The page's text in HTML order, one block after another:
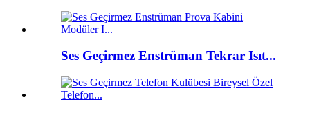
Ses Geçirmez Enstrüman Tekrar Isıt...